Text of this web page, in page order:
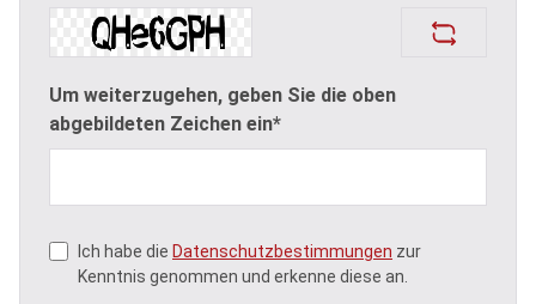
Um weiterzugehen, geben Sie die oben
abgebildeten Zeichen ein*
Ich habe die Datenschutzbestimmungen zur
Kenntnis genommen und erkenne diese an.